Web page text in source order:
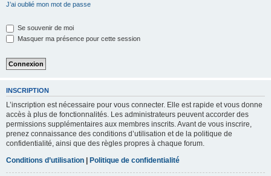
J’ai oublié mon mot de passe
Se souvenir de moi
Masquer ma présence pour cette session
INSCRIPTION
L’inscription est nécessaire pour vous connecter. Elle est rapide et vous donne
accès à plus de fonctionnalités. Les administrateurs peuvent accorder des
permissions supplémentaires aux membres inscrits. Avant de vous inscrire,
prenez connaissance des conditions d’utilisation et de la politique de
confidentialité, ainsi que des règles propres à chaque forum.
Conditions d’utilisation | Politique de confidentialité